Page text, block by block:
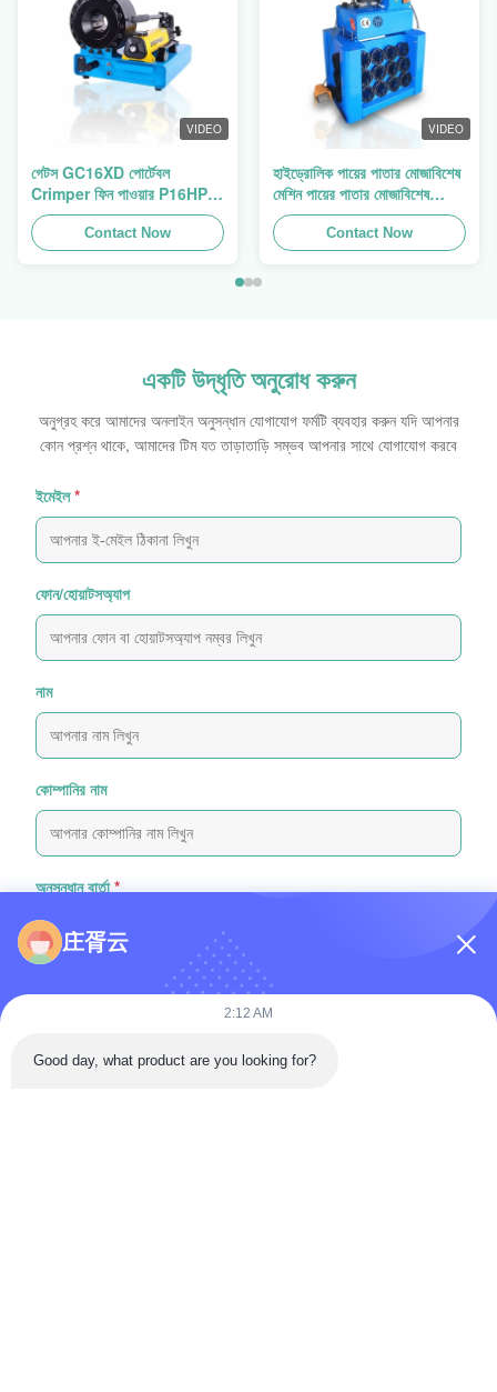
VIDEO
গেটস GC16XD পোর্টেবল
Crimper ফিন পাওয়ার P16HP
ম্যানুয়াল হাইড্রোলিক তারের
Crimper বিক্রয়Contact Now
VIDEO
হাইড্রোলিক পায়ের পাতার মোজাবিশেষ
মেশিন পায়ের পাতার মোজাবিশেষ
Crimping মেশিন পায়ের পাতার
মোজাবিশেষ প্রেস ফিন পাওয়ার
Swager
Contact Now
একটি উদ্ধৃতি অনুরোধ করুন
অনুগ্রহ করে আমাদের অনলাইন অনুসন্ধান যোগাযোগ ফর্মটি ব্যবহার করুন যদি আপনার
কোন প্রশ্ন থাকে, আমাদের টিম যত তাড়াতাড়ি সম্ভব আপনার সাথে যোগাযোগ করবে
ইমেইল *
ফোন/হোয়াটসঅ্যাপ
নাম
কোম্পানির নাম
অনুসন্ধান বার্তা *
ফাইল যুক্ত করুন
庄胥云
2:12 AM
Good day, what product are you looking for?